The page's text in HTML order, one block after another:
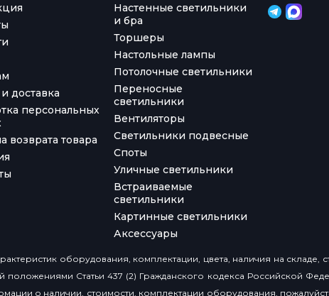
доставка
персональных
возврата товара
Настенные светильники
и бра
Торшеры
Настольные лампы
Потолочные светильники
Переносные
светильники
Вентиляторы
Светильники подвесные
Споты
Уличные светильники
Встраиваемые
светильники
Картинные светильники
Аксессуары
оборудования, комплектации, цвета, наличия на
Статьи 437 (2) Гражданского кодекса Российской
о наличии, стоимости, комплектации оборудования,